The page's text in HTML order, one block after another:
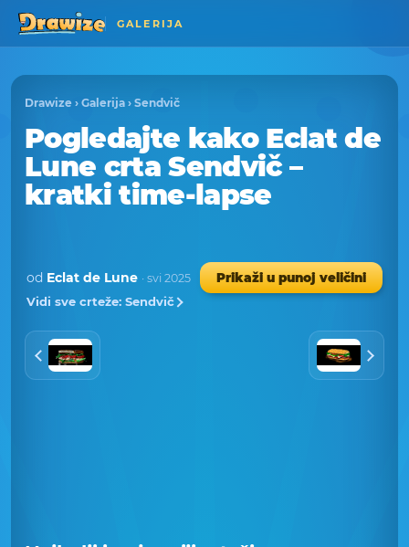
GALERIJA
Drawize › Galerija › Sendvič
Pogledajte kako Eclat de
Lune crta Sendvič –
kratki time-lapse
od Eclat de Lune · svi 2025
Prikaži u punoj veličini
Vidi sve crteže: Sendvič